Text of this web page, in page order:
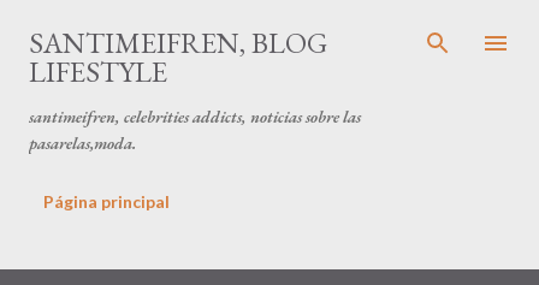
Ir al contenido principal
SANTIMEIFREN, BLOG
LIFESTYLE
santimeifren, celebrities addicts, noticias sobre las
pasarelas,moda.
Página principal